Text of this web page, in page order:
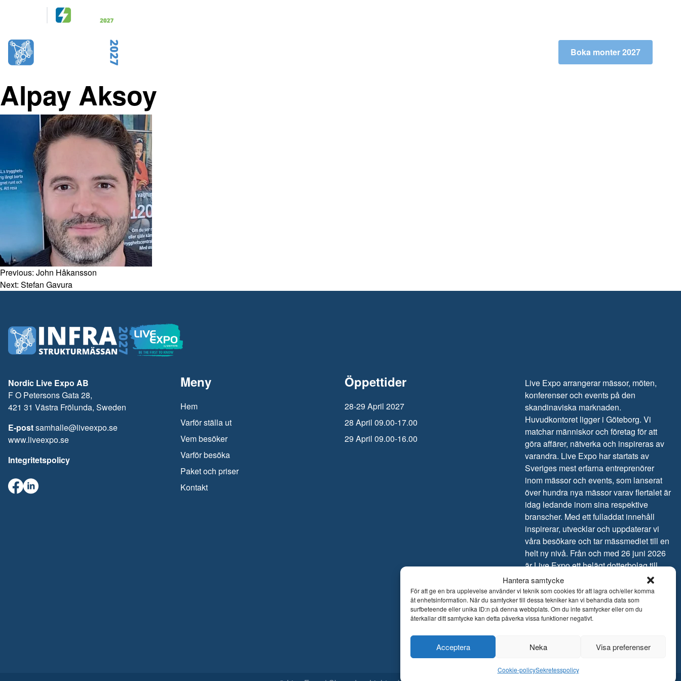
Hantera samtycke
För att ge en bra upplevelse använder vi teknik som cookies för att lagra och/eller komma
åt enhetsinformation. När du samtycker till dessa tekniker kan vi behandla data som
surfbeteende eller unika ID:n på denna webbplats. Om du inte samtycker eller om du
återkallar ditt samtycke kan detta påverka vissa funktioner negativt.
Acceptera Neka Visa preferenser
Cookie-policySekretesspolicy
Boka monter 2027
Alpay Aksoy
Previous: John Håkansson
Next: Stefan Gavura
Nordic Live Expo AB
F O Petersons Gata 28,
421 31 Västra Frölunda, Sweden
E-postsamhalle@liveexpo.se
www.liveexpo.se
Integritetspolicy
Meny
Hem
Varför ställa ut
Vem besöker
Varför besöka
Paket och priser
Kontakt
Öppettider
28-29 April 2027
28 April 09.00-17.00
29 April 09.00-16.00
Live Expo arrangerar mässor, möten,
konferenser och events på den
skandinaviska marknaden.
Huvudkontoret ligger i Göteborg. Vi
matchar människor och företag för att
göra affärer, nätverka och inspireras av
varandra. Live Expo har startats av
Sveriges mest erfarna entreprenörer
inom mässor och events, som lanserat
över hundra nya mässor varav flertalet är
idag ledande inom sina respektive
branscher. Med ett fulladdat innehåll
inspirerar, utvecklar och uppdaterar vi
våra besökare och tar mässmediet till en
helt ny nivå. Från och med 26 juni 2026
är Live Expo ett helägt dotterbolag till
Easyfairs Group, ett internationellt företag
som organiserar 110 marknadsledande
event i 16 länder och driver åtta
eventanläggningar i Belgien,
Nederländerna och Sverige.